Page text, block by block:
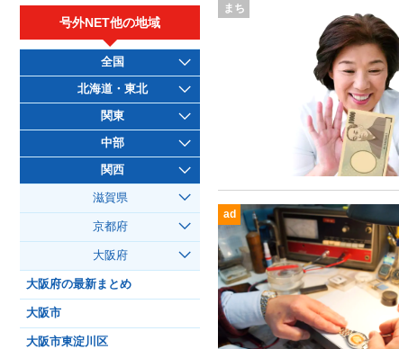
まち
ad
号外NET他の地域
全国
北海道・東北
関東
中部
関西
滋賀県
京都府
大阪府
大阪府の最新まとめ
大阪市
大阪市東淀川区